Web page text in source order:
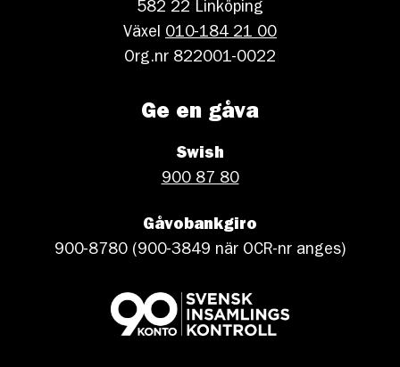
582 22 Linköping
Växel 010-184 21 00
Org.nr 822001-0022
Ge en gåva
Swish
900 87 80
Gåvobankgiro
900-8780 (900-3849 när OCR-nr anges)